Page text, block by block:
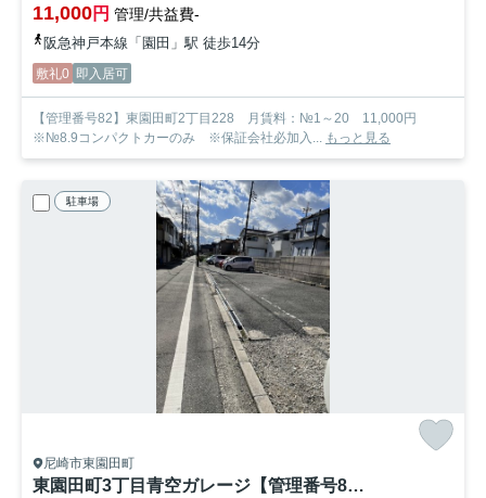
11,000円 管理/共益費-
阪急神戸本線「園田」駅 徒歩14分
敷礼0 即入居可
【管理番号82】東園田町2丁目228 月賃料：№1～20 11,000円
※№8.9コンパクトカーのみ ※保証会社必加入...
もっと見る
駐車場
尼崎市東園田町
東園田町3丁目青空ガレージ【管理番号83】